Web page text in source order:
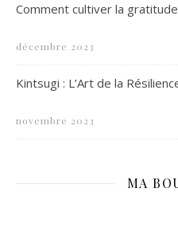
Comment cultiver la
décembre 2023
Kintsugi : L’Art de la
novembre 2023
MA